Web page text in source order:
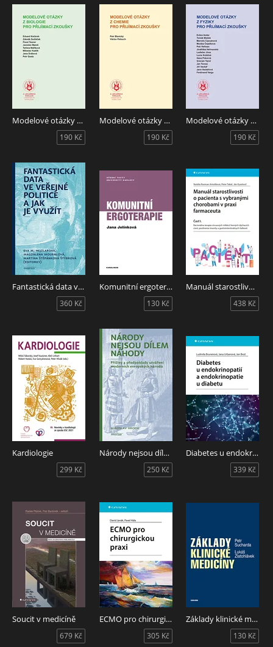
Modelové otázky z biologie pro přijímací zkoušky
190 Kč
Modelové otázky z chemie pro přijímací zkoušky
190 Kč
Modelové otázky z fyziky pro přijímací zkoušky
190 Kč
Fantastická data ve veřejné politice a jak je využít
360 Kč
Komunitní ergoterapie
130 Kč
Manuál starostlivosti o pacienta s vybranými chorobami v praxi farmaceuta - Časť I.
438 Kč
Kardiologie
299 Kč
Národy nejsou dílem náhody
250 Kč
Diabetes u endokrinopatií a endokrinopatie u diabetu
339 Kč
Soucit v medicíně
679 Kč
ECMO pro chirurgickou praxi
305 Kč
Základy klinické medicíny
130 Kč